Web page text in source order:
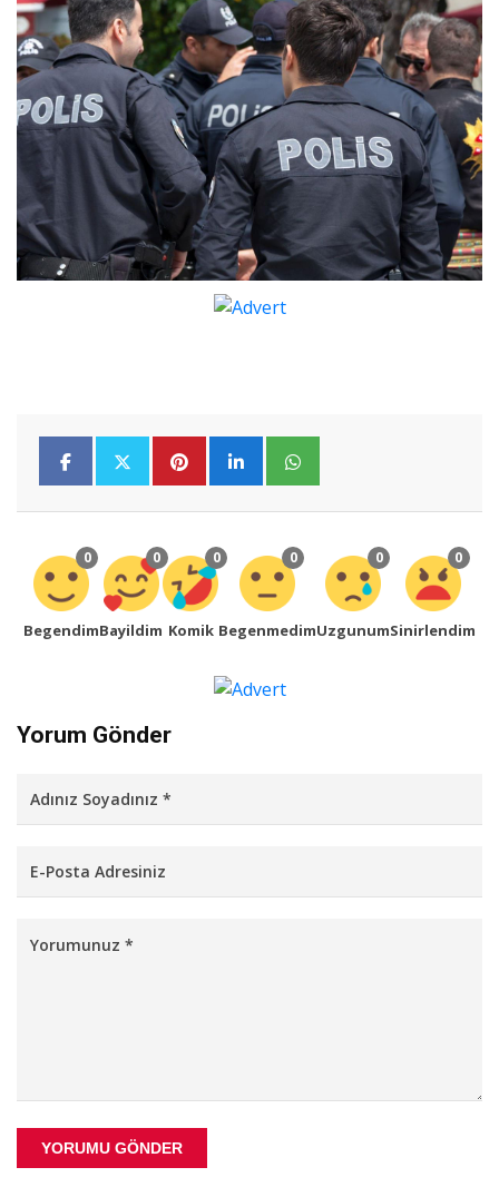
0
Begendim
0
Bayildim
0
Komik
0
Begenmedim
0
Uzgunum
0
Sinirlendim
Yorum Gönder
YORUMU GÖNDER